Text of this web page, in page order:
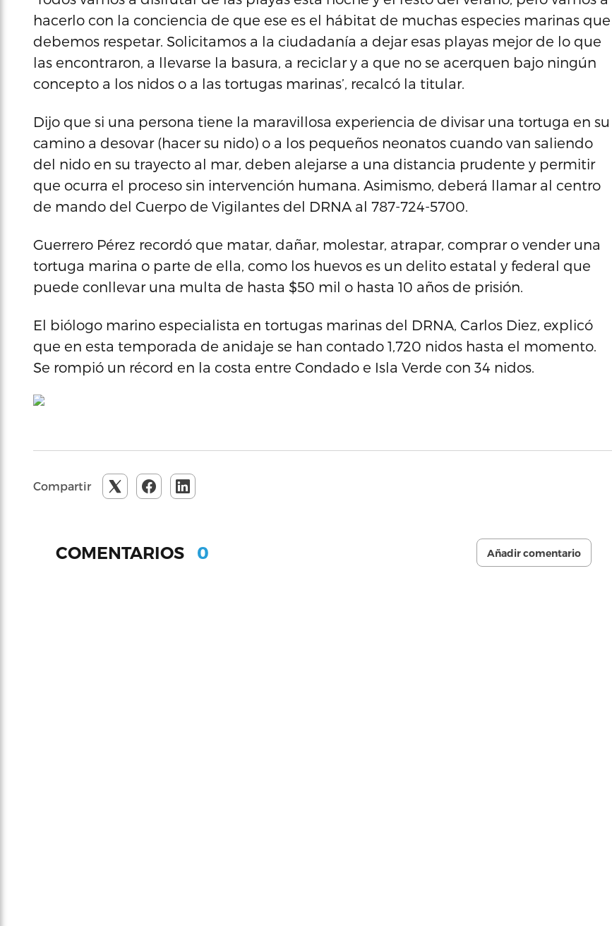
hacerlo con la conciencia de que ese es el hábitat de muchas especies marinas que
debemos respetar. Solicitamos a la ciudadanía a dejar esas playas mejor de lo que
las encontraron, a llevarse la basura, a reciclar y a que no se acerquen bajo ningún
concepto a los nidos o a las tortugas marinas’, recalcó la titular.
Dijo que si una persona tiene la maravillosa experiencia de divisar una tortuga en su
camino a desovar (hacer su nido) o a los pequeños neonatos cuando van saliendo
del nido en su trayecto al mar, deben alejarse a una distancia prudente y permitir
que ocurra el proceso sin intervención humana. Asimismo, deberá llamar al centro
de mando del Cuerpo de Vigilantes del DRNA al 787-724-5700.
Guerrero Pérez recordó que matar, dañar, molestar, atrapar, comprar o vender una
tortuga marina o parte de ella, como los huevos es un delito estatal y federal que
puede conllevar una multa de hasta $50 mil o hasta 10 años de prisión.
El biólogo marino especialista en tortugas marinas del DRNA, Carlos Diez, explicó
que en esta temporada de anidaje se han contado 1,720 nidos hasta el momento.
Se rompió un récord en la costa entre Condado e Isla Verde con 34 nidos.
Compartir
COMENTARIOS 0 Añadir comentario